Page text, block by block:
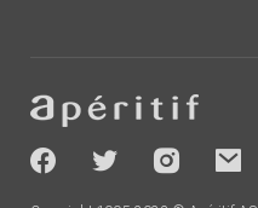
-
socials